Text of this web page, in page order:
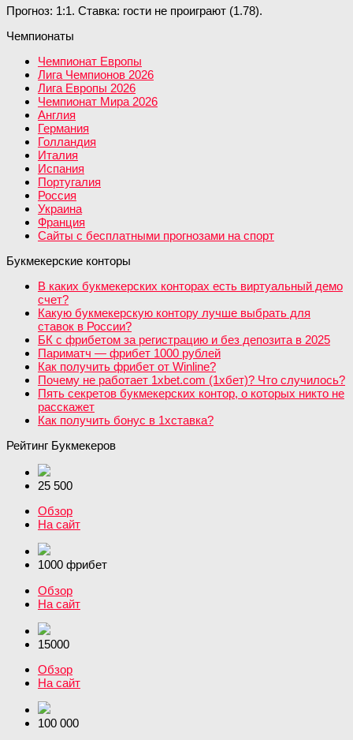
Прогноз: 1:1. Ставка: гости не проиграют (1.78).
Чемпионаты
Чемпионат Европы
Лига Чемпионов 2026
Лига Европы 2026
Чемпионат Мира 2026
Англия
Германия
Голландия
Италия
Испания
Португалия
Россия
Украина
Франция
Сайты с бесплатными прогнозами на спорт
Букмекерские конторы
В каких букмекерских конторах есть виртуальный демо
счет?
Какую букмекерскую контору лучше выбрать для
ставок в России?
БК с фрибетом за регистрацию и без депозита в 2025
Париматч — фрибет 1000 рублей
Как получить фрибет от Winline?
Почему не работает 1xbet.com (1хбет)? Что случилось?
Пять секретов букмекерских контор, о которых никто не
расскажет
Как получить бонус в 1хставка?
Рейтинг Букмекеров
25 500
Обзор
На сайт
1000 фрибет
Обзор
На сайт
15000
Обзор
На сайт
100 000